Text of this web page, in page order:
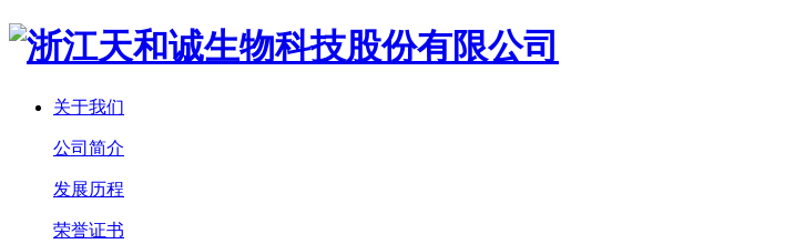
关于我们
公司简介
发展历程
荣誉证书